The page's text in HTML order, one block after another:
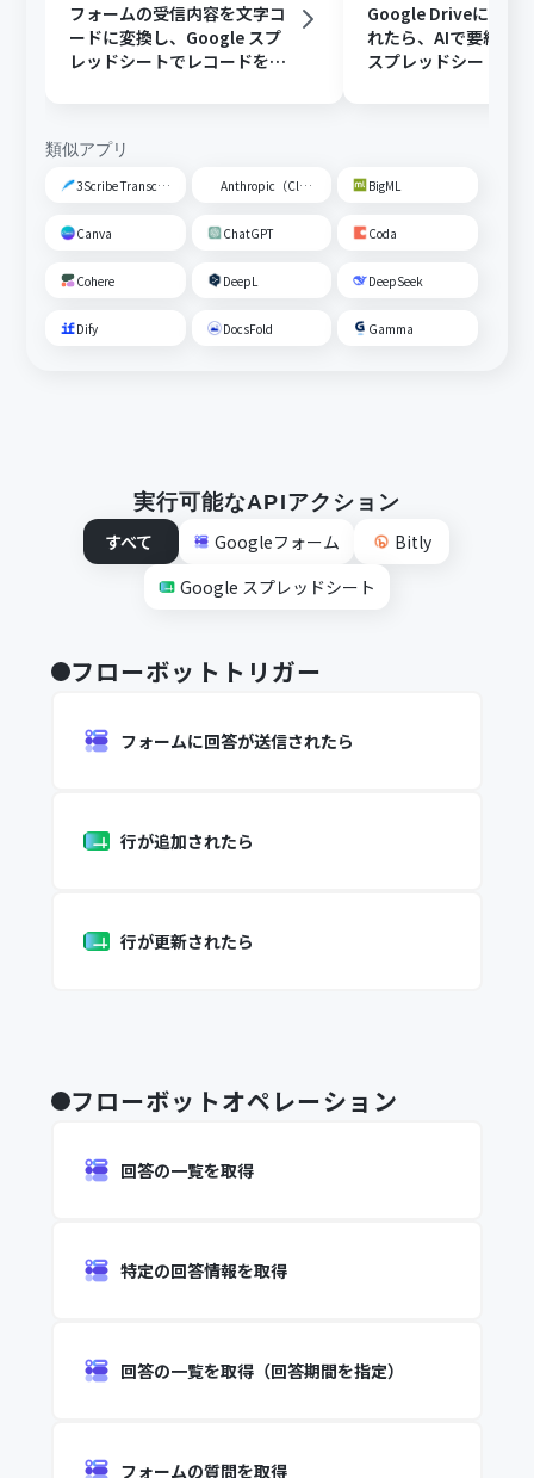
フォームの受信内容を文字コ
ードに変換し、Google スプ
レッドシートでレコードを追
Google Driveに文書
れたら、AIで要約し
スプレッドシートの
類似アプリ
3Scribe Transcription Anthropic（Claude） BigML
Canva ChatGPT Coda
Cohere DeepL DeepSeek
Dify DocsFold Gamma
実行可能なAPIアクション
すべて
Googleフォーム
Bitly
Google スプレッドシート
フローボットトリガー
フォームに回答が送信されたら
行が追加されたら
行が更新されたら
フローボットオペレーション
回答の一覧を取得
特定の回答情報を取得
回答の一覧を取得（回答期間を指定）
フォームの質問を取得